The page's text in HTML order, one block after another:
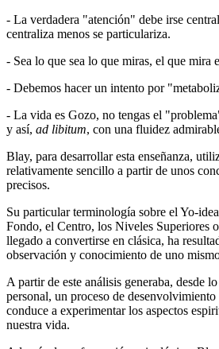
- La verdadera "atención" debe irse
centraliza menos se particulariza.
- Sea lo que sea lo que miras, el que mira
- Debemos hacer un intento por
- La vida es Gozo, no tengas el
y así, ad libitum, con una fluidez
Blay, para desarrollar esta enseñanza,
relativamente sencillo a partir de unos
precisos.
Su particular terminología sobre el Yo-
Fondo, el Centro, los Niveles Superiores
llegado a convertirse en clásica, ha
observación y conocimiento de uno
A partir de este análisis generaba, desde
personal, un proceso de
conduce a experimentar los aspectos
nuestra vida.